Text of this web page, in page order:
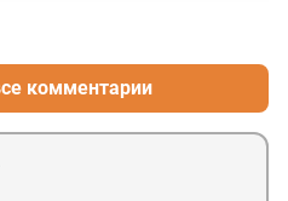
комментарии